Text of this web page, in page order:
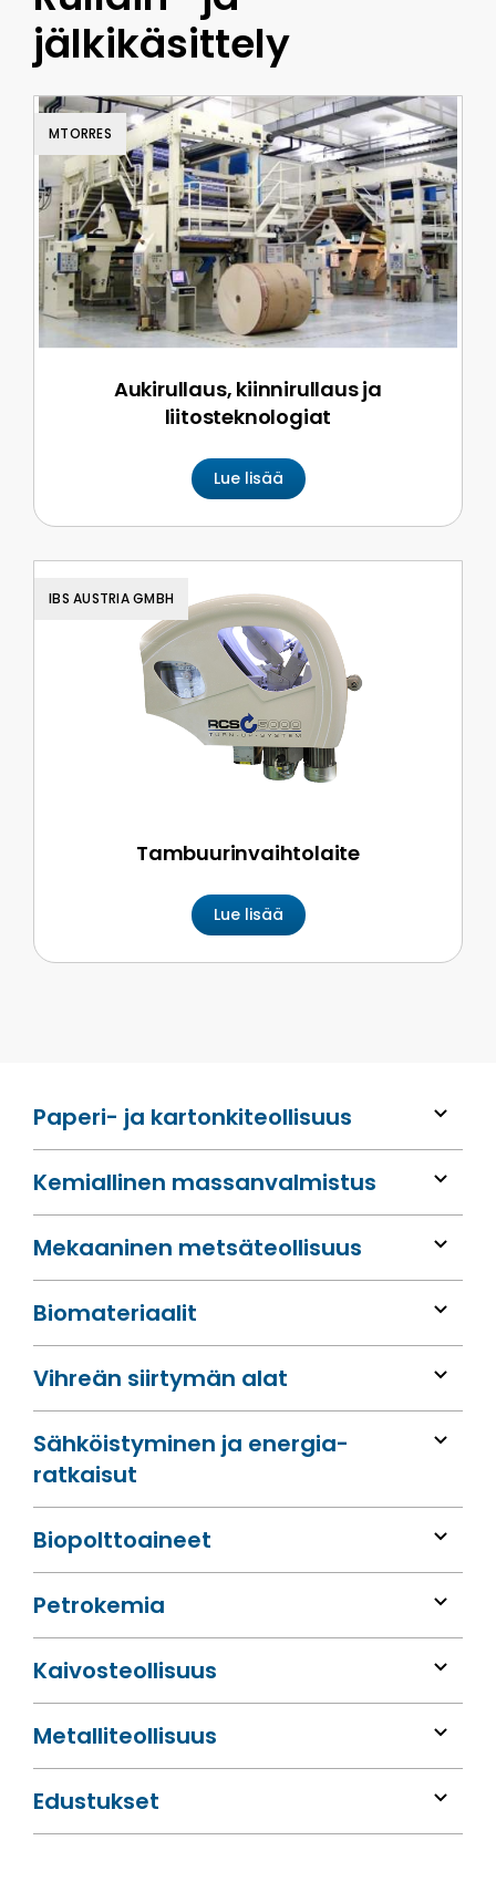
Paperi- ja kartonkiteollisuus
Kemiallinen massan­valmistus
Mekaaninen metsä­teollisuus
Bio­materiaalit
Vihreän siirtymän alat
Sähköis­tyminen ja energia­
ratkaisut
Bio­polttoaineet
Petrokemia
Kaivos­teollisuus
Metalli­teollisuus
Edustukset
jälkikäsittely
Aukirullaus, kiinnirullaus ja
liitosteknologiat
Lue lisää
MTORRES
Tambuurinvaihtolaite
Lue lisää
IBS AUSTRIA GMBH